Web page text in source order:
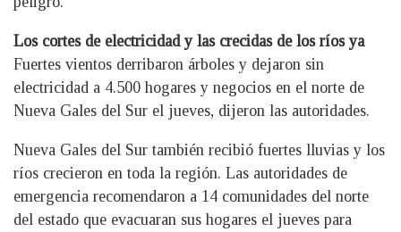
Los cortes de electricidad y las crecidas de los ríos ya
Fuertes vientos derribaron árboles y dejaron sin
electricidad a 4.500 hogares y negocios en el norte de
Nueva Gales del Sur el jueves, dijeron las autoridades.
Nueva Gales del Sur también recibió fuertes lluvias y los
ríos crecieron en toda la región. Las autoridades de
emergencia recomendaron a 14 comunidades del norte
del estado que evacuaran sus hogares el jueves para